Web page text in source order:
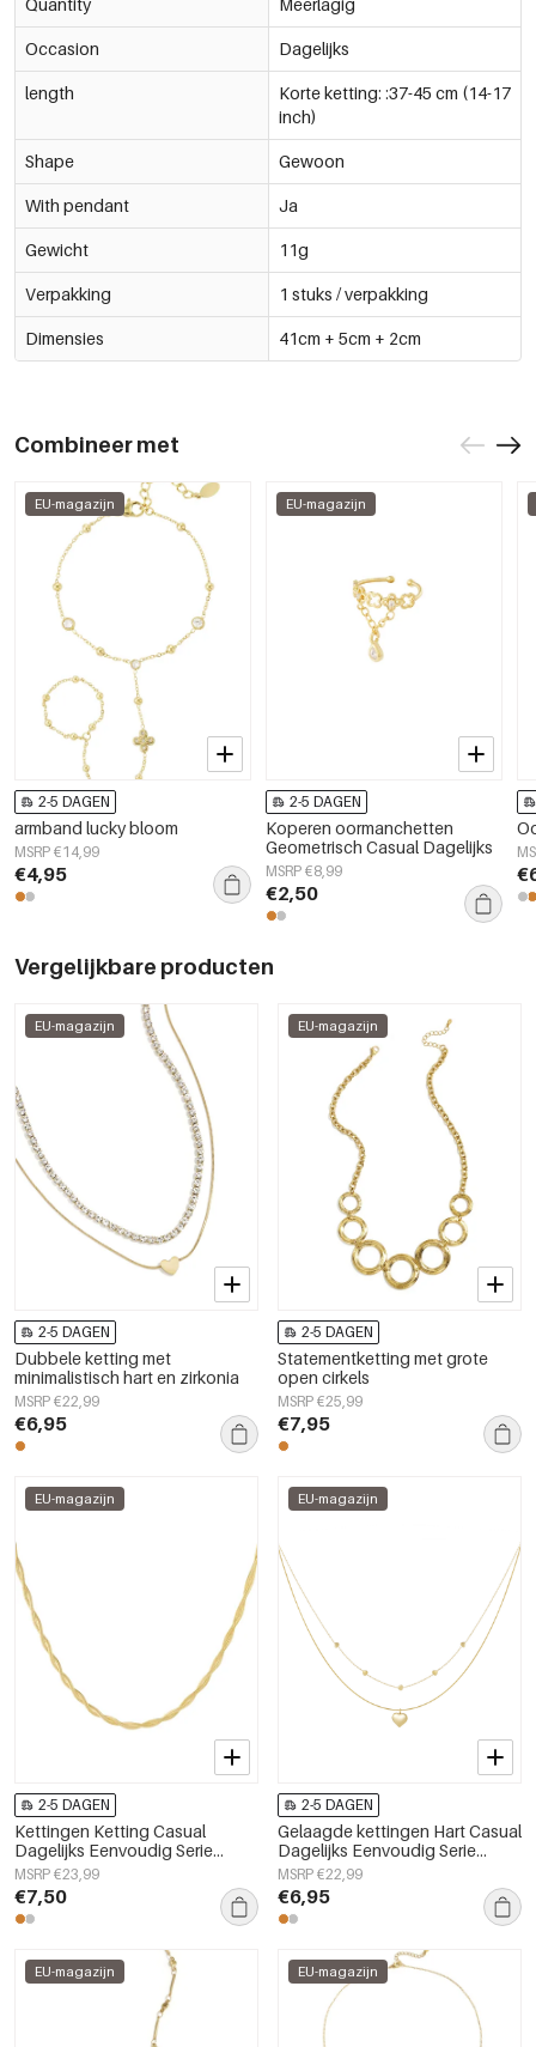
Quantity Meerlagig
Occasion Dagelijks
length
Korte ketting: :37-45 cm (14-17
inch)
Shape Gewoon
With pendant Ja
Gewicht 11g
Verpakking 1 stuks / verpakking
Dimensies 41cm + 5cm + 2cm
Combineer met
EU-magazijn
2-5 DAGEN
armband lucky bloom
MSRP €14,99
€4,95
EU-magazijn
2-5 DAGEN
Koperen oormanchetten
Geometrisch Casual Dagelijks
MSRP €8,99
€2,50
Vergelijkbare producten
EU-magazijn
2-5 DAGEN
Dubbele ketting met
minimalistisch hart en zirkonia
MSRP €22,99
€6,95
EU-magazijn
2-5 DAGEN
Statementketting met grote
open cirkels
MSRP €25,99
€7,95
EU-magazijn
2-5 DAGEN
Kettingen Ketting Casual
Dagelijks Eenvoudig Serie
Dames sieraden
MSRP €23,99
€7,50
EU-magazijn
2-5 DAGEN
Gelaagde kettingen Hart Casual
Dagelijks Eenvoudig Serie
Dames sieraden
MSRP €22,99
€6,95
EU-magazijn EU-magazijn